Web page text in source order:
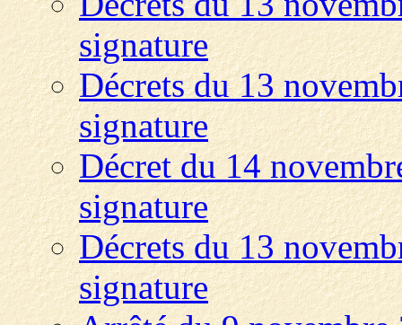
signature
Décrets du 13
signature
Décret du 14
signature
Décrets du 13
signature